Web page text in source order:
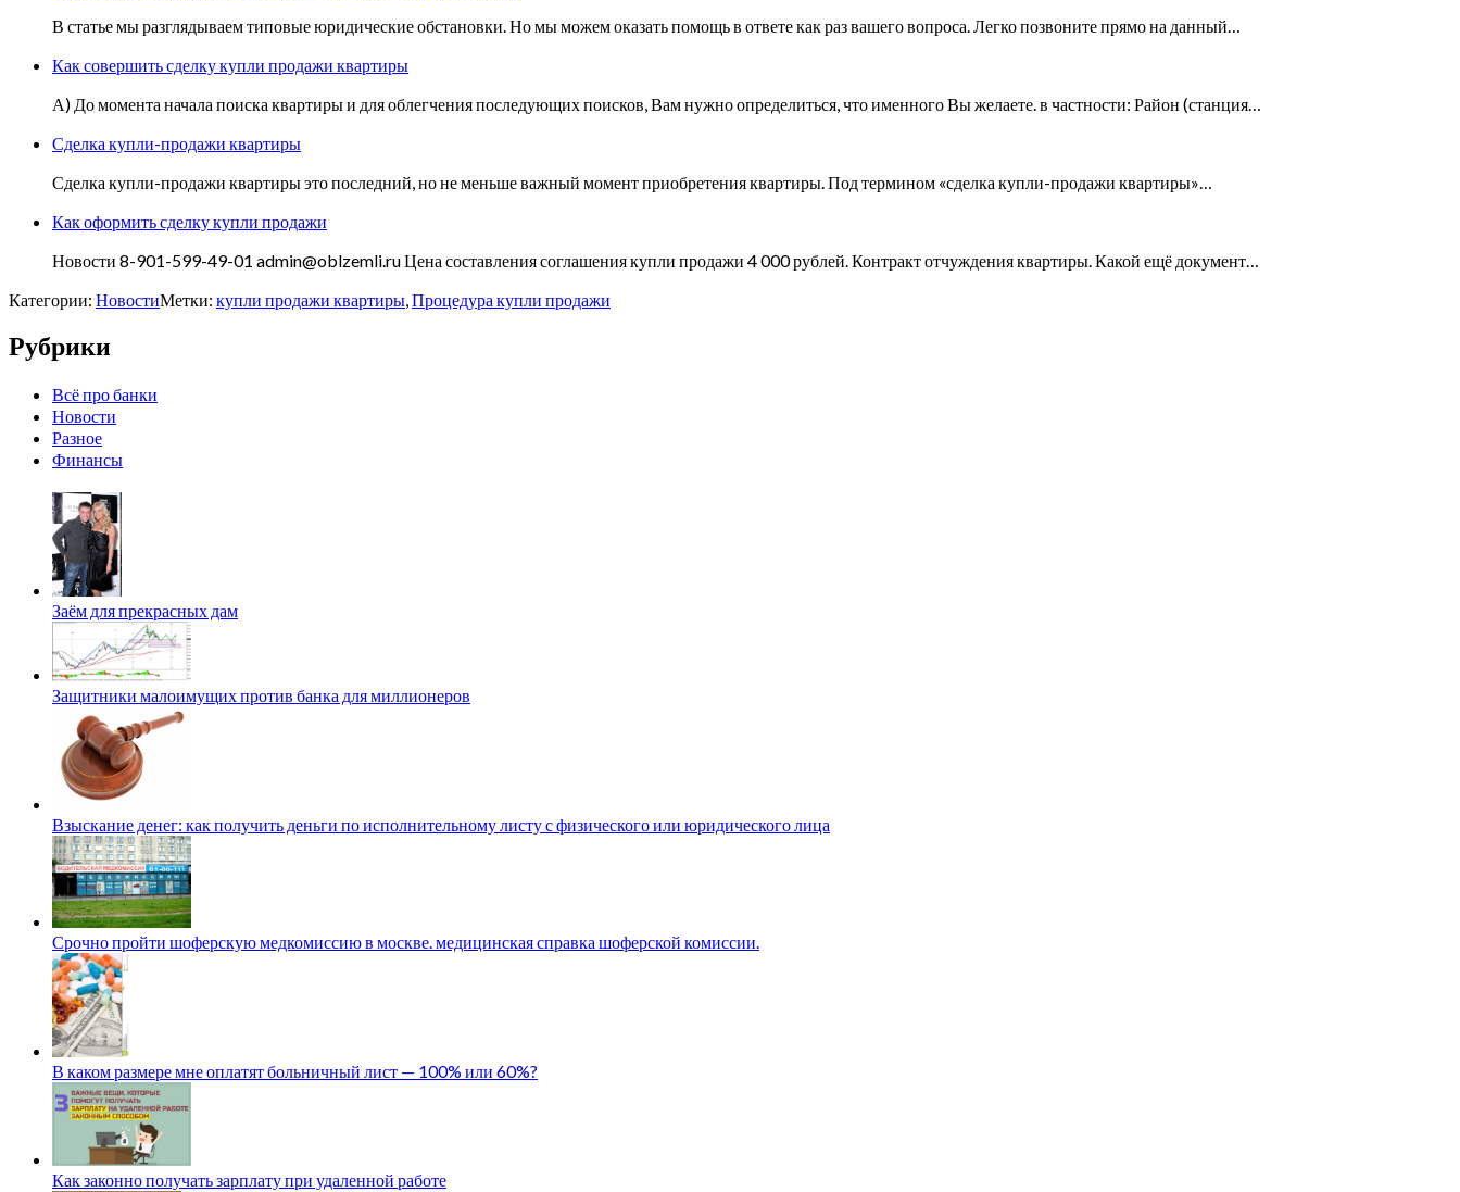
В статье мы разглядываем типовые юридические обстановки. Но мы можем оказать помощь в ответе как раз вашего вопроса. Легко позвоните прямо на данный…
Как совершить сделку купли продажи квартиры
А) До момента начала поиска квартиры и для облегчения последующих поисков, Вам нужно определиться, что именного Вы желаете. в частности: Район (станция…
Сделка купли-продажи квартиры
Сделка купли-продажи квартиры это последний, но не меньше важный момент приобретения квартиры. Под термином «сделка купли-продажи квартиры»…
Как оформить сделку купли продажи
Новости 8-901-599-49-01 admin@oblzemli.ru Цена составления соглашения купли продажи 4 000 рублей. Контракт отчуждения квартиры. Какой ещё документ…
Категории: НовостиМетки: купли продажи квартиры,Процедура купли продажи
Рубрики
Всё про банки
Новости
Разное
Финансы
Заём для прекрасных дам
Защитники малоимущих против банка для миллионеров
Взыскание денег: как получить деньги по исполнительному листу с физического или юридического лица
Срочно пройти шоферскую медкомиссию в москве. медицинская справка шоферской комиссии.
В каком размере мне оплатят больничный лист — 100% или 60%?
Как законно получать зарплату при удаленной работе